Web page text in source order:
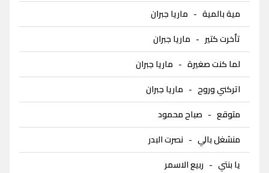
مية بالمية - ماريا جبران
تأخرت كتير - ماريا جبران
لما كنت صغيرة - ماريا جبران
اتركني وروح - ماريا جبران
متوقع - صباح محمود
منشغل بالي - نصرت البدر
يا بنتي - ربيع الاسمر